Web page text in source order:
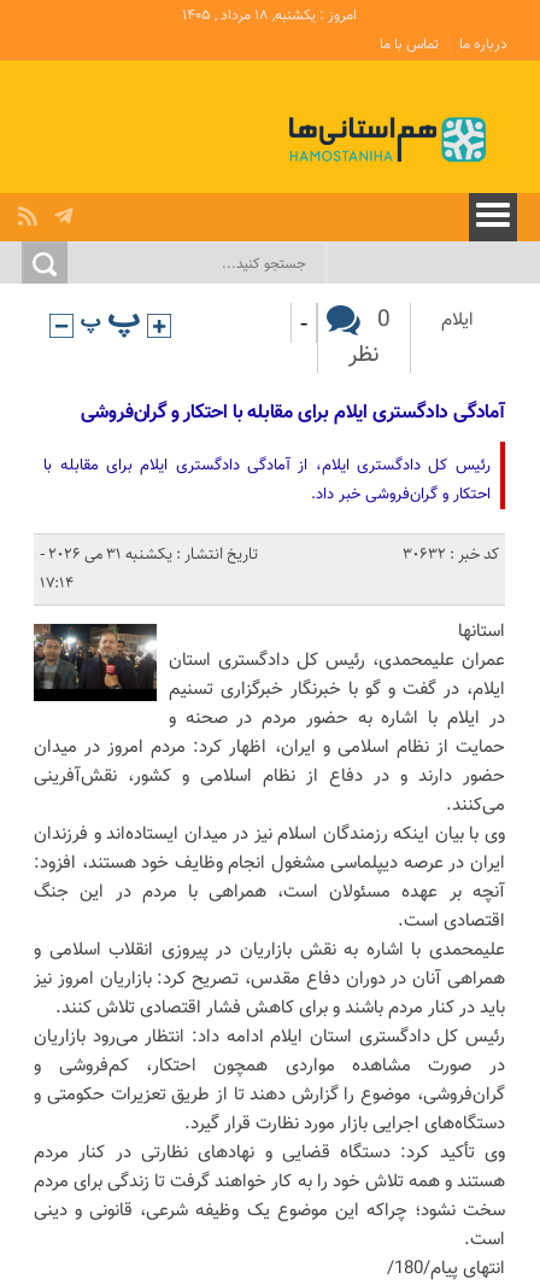
امروز : یکشنبه, ۱۸ مرداد , ۱۴۰۵
درباره ما
تماس با ما
ایلام
0
نظر
-
آمادگی دادگستری ایلام برای مقابله با احتکار و گران‌فروشی
رئیس کل دادگستری ایلام، از آمادگی دادگستری ایلام برای مقابله با
احتکار و گران‌فروشی خبر داد.
کد خبر : 30632
تاریخ انتشار : یکشنبه 31 می 2026 -
17:14
استانها
عمران علیمحمدی، رئیس کل دادگستری استان
ایلام، در گفت و گو با خبرنگار خبرگزاری تسنیم
در ایلام با اشاره به حضور مردم در صحنه و
حمایت از نظام اسلامی و ایران، اظهار کرد: مردم امروز در میدان
حضور دارند و در دفاع از نظام اسلامی و کشور، نقش‌آفرینی
می‌کنند.
وی با بیان اینکه رزمندگان اسلام نیز در میدان ایستاده‌اند و فرزندان
ایران در عرصه دیپلماسی مشغول انجام وظایف خود هستند، افزود:
آنچه بر عهده مسئولان است، همراهی با مردم در این جنگ
اقتصادی است.
علیمحمدی با اشاره به نقش بازاریان در پیروزی انقلاب اسلامی و
همراهی آنان در دوران دفاع مقدس، تصریح کرد: بازاریان امروز نیز
باید در کنار مردم باشند و برای کاهش فشار اقتصادی تلاش کنند.
رئیس کل دادگستری استان ایلام ادامه داد: انتظار می‌رود بازاریان
در صورت مشاهده مواردی همچون احتکار، کم‌فروشی و
گران‌فروشی، موضوع را گزارش دهند تا از طریق تعزیرات حکومتی و
دستگاه‌های اجرایی بازار مورد نظارت قرار گیرد.
وی تأکید کرد: دستگاه قضایی و نهادهای نظارتی در کنار مردم
هستند و همه تلاش خود را به کار خواهند گرفت تا زندگی برای مردم
سخت نشود؛ چراکه این موضوع یک وظیفه شرعی، قانونی و دینی
است.
انتهای پیام/180/